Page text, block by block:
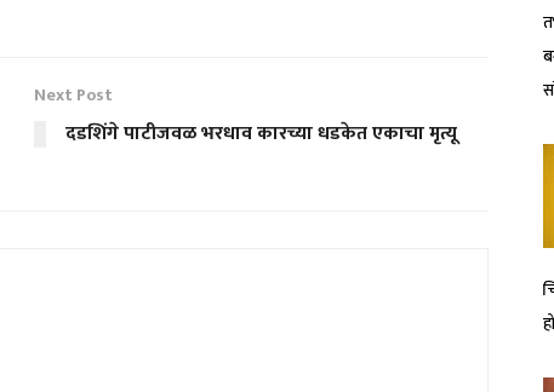
Next Post
दडशिंगे पाटीजवळ भरधाव कारच्या धडकेत एकाचा मृत्यू